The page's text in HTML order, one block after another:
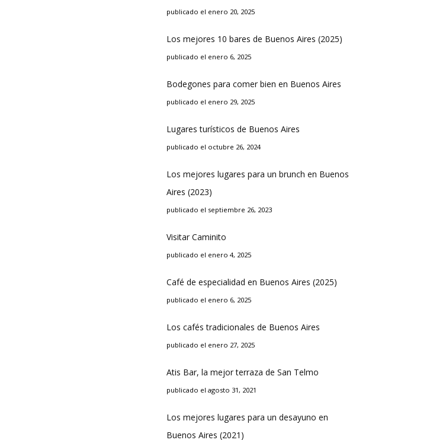
publicado el enero 20, 2025
Los mejores 10 bares de Buenos Aires (2025)
publicado el enero 6, 2025
Bodegones para comer bien en Buenos Aires
publicado el enero 29, 2025
Lugares turísticos de Buenos Aires
publicado el octubre 26, 2024
Los mejores lugares para un brunch en Buenos
Aires (2023)
publicado el septiembre 26, 2023
Visitar Caminito
publicado el enero 4, 2025
Café de especialidad en Buenos Aires (2025)
publicado el enero 6, 2025
Los cafés tradicionales de Buenos Aires
publicado el enero 27, 2025
Atis Bar, la mejor terraza de San Telmo
publicado el agosto 31, 2021
Los mejores lugares para un desayuno en
Buenos Aires (2021)